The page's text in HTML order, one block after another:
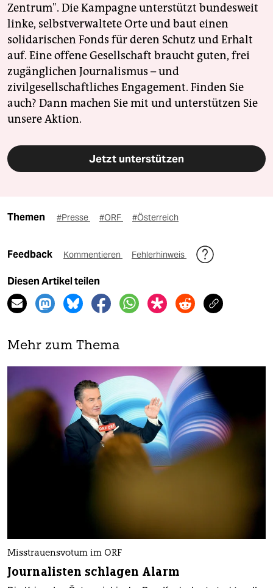
Zentrum". Die Kampagne unterstützt bundesweit
linke, selbstverwaltete Orte und baut einen
solidarischen Fonds für deren Schutz und Erhalt
auf. Eine offene Gesellschaft braucht guten, frei
zugänglichen Journalismus – und
zivilgesellschaftliches Engagement. Finden Sie
auch? Dann machen Sie mit und unterstützen Sie
unsere Aktion.
Jetzt unterstützen
Themen #Presse #ORF #Österreich
Feedback Kommentieren Fehlerhinweis
Diesen Artikel teilen
Mehr zum Thema
Misstrauensvotum im ORF
Journalisten schlagen Alarm